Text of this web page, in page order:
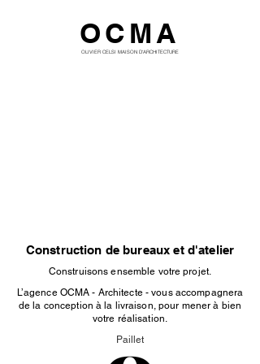
OCMA
OLIVIER CELSI MAISON D'ARCHITECTURE
Construction de bureaux et d'atelier
Construisons ensemble votre projet.
L’agence OCMA - Architecte - vous accompagnera
de la conception à la livraison, pour mener à bien
votre réalisation.
Paillet